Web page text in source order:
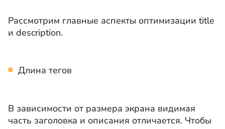
Рассмотрим главные аспекты оптимизации title
и description.
Длина тегов
В зависимости от размера экрана видимая
часть заголовка и описания отличается. Чтобы